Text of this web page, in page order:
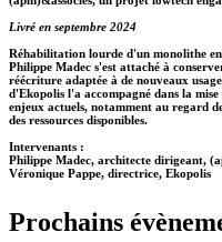
Livré en septembre 2024
Réhabilitation lourde d'un monolithe
Philippe Madec s'est attaché à
réécriture adaptée à de nouveaux
d'Ekopolis l'a accompagné dans la
enjeux actuels, notamment au regard
des ressources disponibles.
Intervenants :
Philippe Madec, architecte dirigeant,
Véronique Pappe, directrice, Ekopolis
Prochains